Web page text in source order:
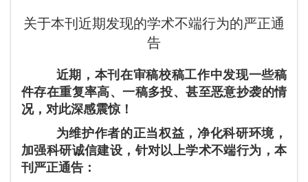
关于本刊近期发现的学术不端行为的严正通
告
近期，本刊在审稿校稿工作中发现一些稿
件存在重复率高、一稿多投、甚至恶意抄袭的情
况，对此深感震惊！
为维护作者的正当权益，净化科研环境，
加强科研诚信建设，针对以上学术不端行为，本
刊严正通告：